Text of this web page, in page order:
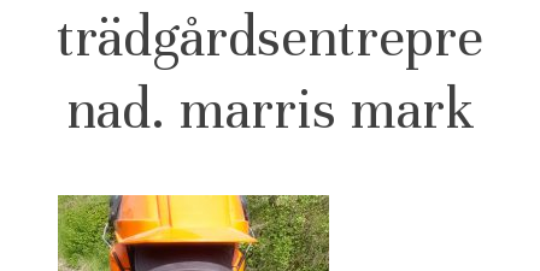
trädgårdsentrepre
nad. marris mark